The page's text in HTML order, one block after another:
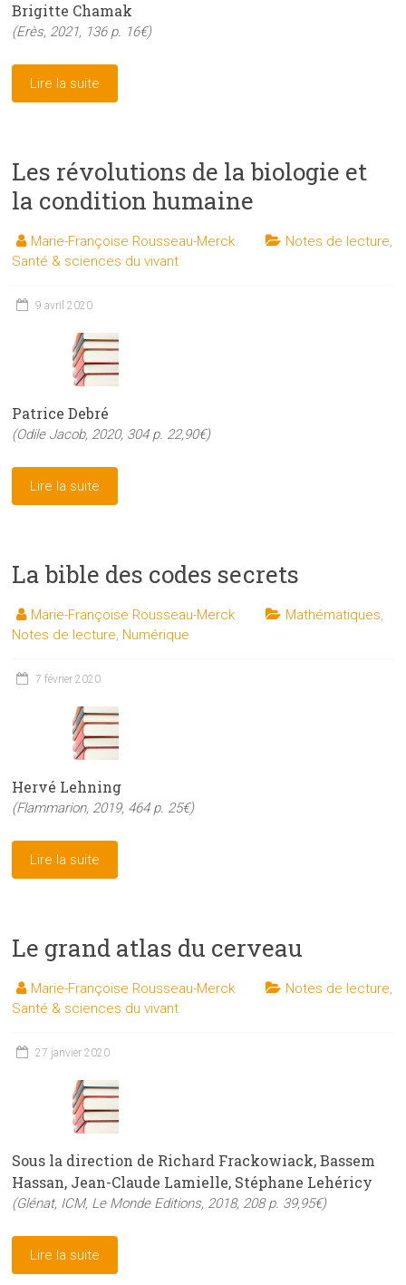
Brigitte Chamak
(Erès, 2021, 136 p. 16€)
Lire la suite
Les révolutions de la biologie et
la condition humaine
Marie-Françoise Rousseau-Merck Notes de lecture,
Santé & sciences du vivant
9 avril 2020
Patrice Debré
(Odile Jacob, 2020, 304 p. 22,90€)
Lire la suite
La bible des codes secrets
Marie-Françoise Rousseau-Merck Mathématiques,
Notes de lecture, Numérique
7 février 2020
Hervé Lehning
(Flammarion, 2019, 464 p. 25€)
Lire la suite
Le grand atlas du cerveau
Marie-Françoise Rousseau-Merck Notes de lecture,
Santé & sciences du vivant
27 janvier 2020
Sous la direction de Richard Frackowiack, Bassem
Hassan, Jean-Claude Lamielle, Stéphane Lehéricy
(Glénat, ICM, Le Monde Editions, 2018, 208 p. 39,95€)
Lire la suite